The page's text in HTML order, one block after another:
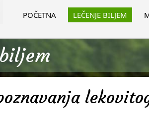
POČETNA LEČENJE BILJEM